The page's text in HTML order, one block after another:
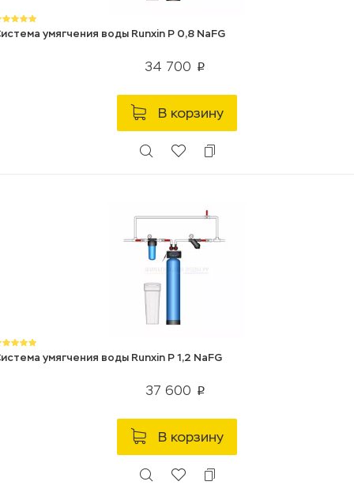
умягчения воды Runxin P 0,8 NaFG
34 700 p
В корзину
умягчения воды Runxin P 1,2 NaFG
37 600 p
В корзину